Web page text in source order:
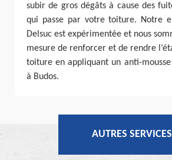
subir de gros dégâts à cause des
qui passe par votre toiture. Notre
Delsuc est expérimentée et nous
mesure de renforcer et de rendre
toiture en appliquant un anti-
à Budos.
AUTRES SERVICES